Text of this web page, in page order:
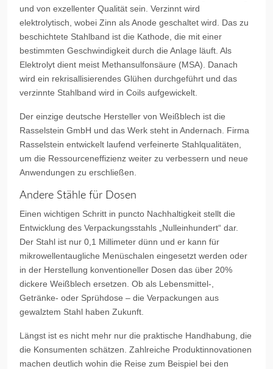
und von exzellenter Qualität sein. Verzinnt wird
elektrolytisch, wobei Zinn als Anode geschaltet wird. Das zu
beschichtete Stahlband ist die Kathode, die mit einer
bestimmten Geschwindigkeit durch die Anlage läuft. Als
Elektrolyt dient meist Methansulfonsäure (MSA). Danach
wird ein rekrisallisierendes Glühen durchgeführt und das
verzinnte Stahlband wird in Coils aufgewickelt.
Der einzige deutsche Hersteller von Weißblech ist die
Rasselstein GmbH und das Werk steht in Andernach. Firma
Rasselstein entwickelt laufend verfeinerte Stahlqualitäten,
um die Ressourceneffizienz weiter zu verbessern und neue
Anwendungen zu erschließen.
Andere Stähle für Dosen
Einen wichtigen Schritt in puncto Nachhaltigkeit stellt die
Entwicklung des Verpackungsstahls „Nulleinhundert“ dar.
Der Stahl ist nur 0,1 Millimeter dünn und er kann für
mikrowellentaugliche Menüschalen eingesetzt werden oder
in der Herstellung konventioneller Dosen das über 20%
dickere Weißblech ersetzen. Ob als Lebensmittel-,
Getränke- oder Sprühdose – die Verpackungen aus
gewalztem Stahl haben Zukunft.
Längst ist es nicht mehr nur die praktische Handhabung, die
die Konsumenten schätzen. Zahlreiche Produktinnovationen
machen deutlich wohin die Reise zum Beispiel bei den